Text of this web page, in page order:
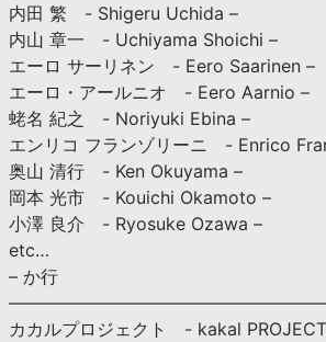
内田 繁 - Shigeru Uchida –
内山 章一 - Uchiyama Shoichi –
エーロ サーリネン - Eero Saarinen –
エーロ・アールニオ - Eero Aarnio –
蛯名 紀之 - Noriyuki Ebina –
エンリコ フランゾリーニ - Enrico
奥山 清行 - Ken Okuyama –
岡本 光市 - Kouichi Okamoto –
小澤 良介 - Ryosuke Ozawa –
etc…
– か行
カカルプロジェクト - kakal